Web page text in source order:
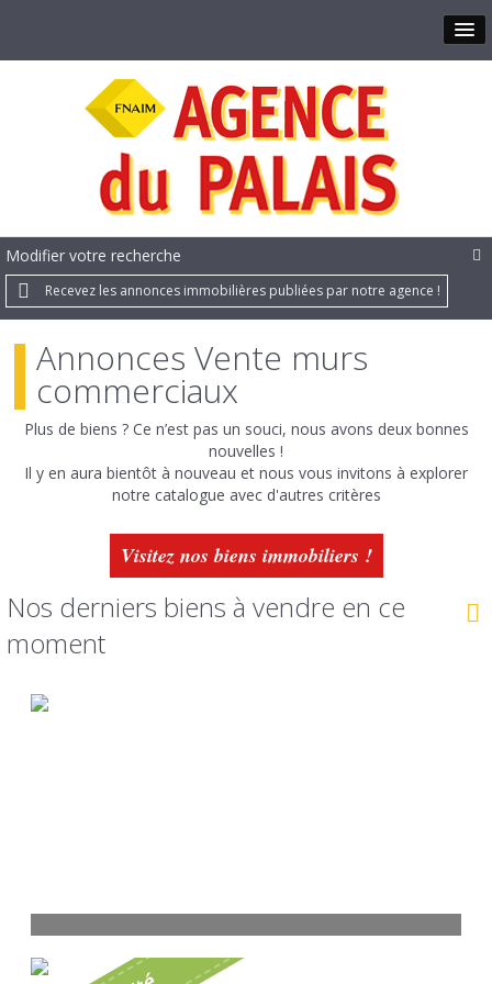
Modifier votre recherche
Recevez les annonces immobilières publiées par notre agence !
Annonces Vente murs
commerciaux
Plus de biens ? Ce n’est pas un souci, nous avons deux bonnes
nouvelles !
Il y en aura bientôt à nouveau et nous vous invitons à explorer
notre catalogue avec d'autres critères
Visitez nos biens immobiliers !
Nos derniers biens à vendre en ce
moment
Maison PONTAUMUR